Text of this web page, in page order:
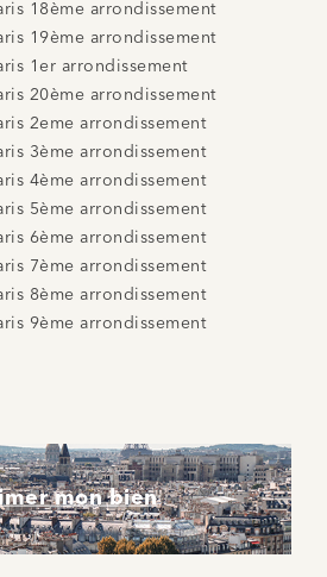
18ème arrondissement
19ème arrondissement
1er arrondissement
20ème arrondissement
2eme arrondissement
3ème arrondissement
4ème arrondissement
5ème arrondissement
6ème arrondissement
7ème arrondissement
8ème arrondissement
9ème arrondissement
mon bien